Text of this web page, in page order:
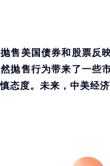
售美国债券和股票反
抛售行为带来了一些
态度。未来，中美经